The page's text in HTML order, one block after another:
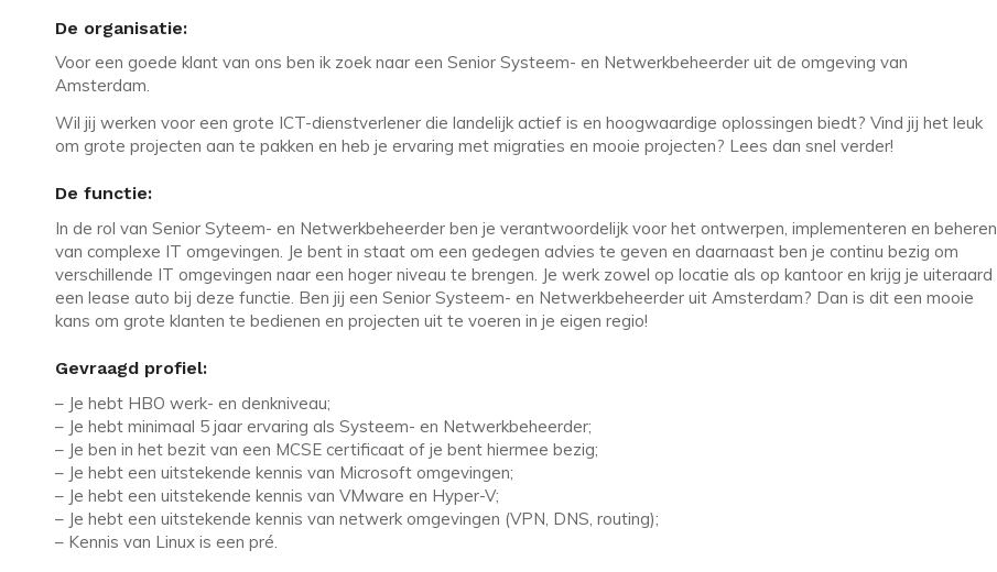
De organisatie:
Voor een goede klant van ons ben ik zoek naar een Senior Systeem- en Netwerkbeheerder uit de omgeving van
Amsterdam.
Wil jij werken voor een grote ICT-dienstverlener die landelijk actief is en hoogwaardige oplossingen biedt? Vind jij het leuk
om grote projecten aan te pakken en heb je ervaring met migraties en mooie projecten? Lees dan snel verder!
De functie:
In de rol van Senior Syteem- en Netwerkbeheerder ben je verantwoordelijk voor het ontwerpen, implementeren en beheren
van complexe IT omgevingen. Je bent in staat om een gedegen advies te geven en daarnaast ben je continu bezig om
verschillende IT omgevingen naar een hoger niveau te brengen. Je werk zowel op locatie als op kantoor en krijg je uiteraard
een lease auto bij deze functie. Ben jij een Senior Systeem- en Netwerkbeheerder uit Amsterdam? Dan is dit een mooie
kans om grote klanten te bedienen en projecten uit te voeren in je eigen regio!
Gevraagd profiel:
– Je hebt HBO werk- en denkniveau;
– Je hebt minimaal 5 jaar ervaring als Systeem- en Netwerkbeheerder;
– Je ben in het bezit van een MCSE certificaat of je bent hiermee bezig;
– Je hebt een uitstekende kennis van Microsoft omgevingen;
– Je hebt een uitstekende kennis van VMware en Hyper-V;
– Je hebt een uitstekende kennis van netwerk omgevingen (VPN, DNS, routing);
– Kennis van Linux is een pré.